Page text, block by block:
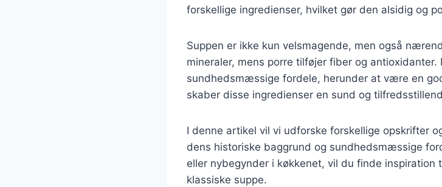
forskellige ingredienser, hvilket gør den alsidig og
Suppen er ikke kun velsmagende, men også
mineraler, mens porre tilføjer fiber og antioxidanter.
sundhedsmæssige fordele, herunder at være en
skaber disse ingredienser en sund og
I denne artikel vil vi udforske forskellige opskrifter
dens historiske baggrund og sundhedsmæssige
eller nybegynder i køkkenet, vil du finde inspiration
klassiske suppe.